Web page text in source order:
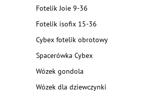
Fotelik Joie 9-36
Fotelik isofix 15-36
Cybex fotelik obrotowy
Spacerówka Cybex
Wózek gondola
Wózek dla dziewczynki